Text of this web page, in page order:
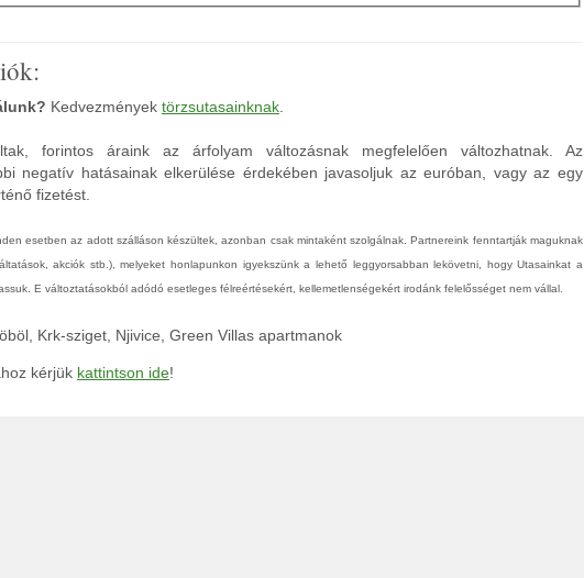
Kedvezmények törzsutasainknak.
forintos áraink az árfolyam változásnak megfelelően változhatnak. Az
negatív hatásainak elkerülése érdekében javasoljuk az euróban, vagy az egy
fizetést.
esetben az adott szálláson készültek, azonban csak mintaként szolgálnak. Partnereink fenntartják maguknak
akciók stb.), melyeket honlapunkon igyekszünk a lehető leggyorsabban lekövetni, hogy Utasainkat a
E változtatásokból adódó esetleges félreértésekért, kellemetlenségekért irodánk felelősséget nem vállal.
Krk-sziget, Njivice, Green Villas apartmanok
kérjük kattintson ide!